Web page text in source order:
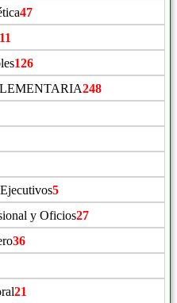
47
11
126
248
5
y Oficios27
36
21